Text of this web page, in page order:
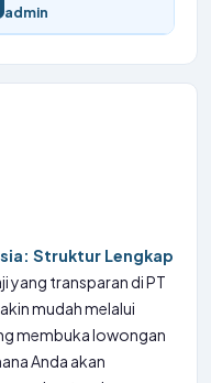
admin
Struktur Lengkap
yang transparan di PT
mudah melalui
membuka lowongan
Anda akan